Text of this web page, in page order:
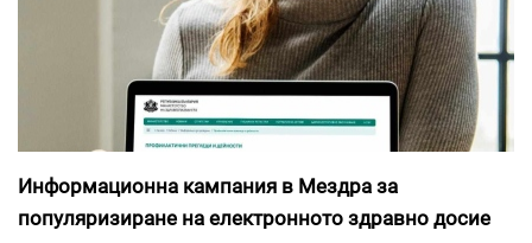
Информационна кампания в Мездра за
популяризиране на електронното здравно досие